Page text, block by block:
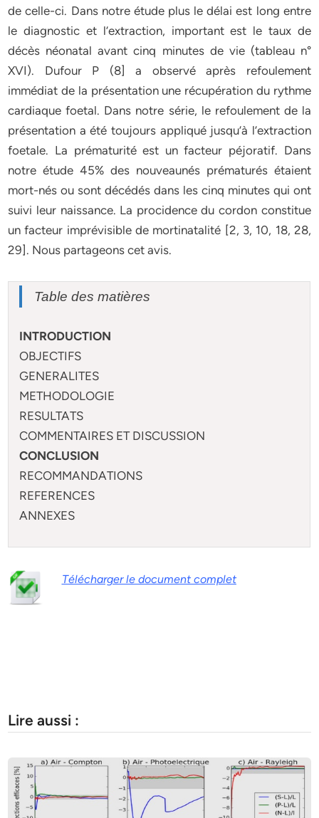
de celle-ci. Dans notre étude plus le délai est long entre
le diagnostic et l’extraction, important est le taux de
décès néonatal avant cinq minutes de vie (tableau n°
XVI). Dufour P (8] a observé après refoulement
immédiat de la présentation une récupération du rythme
cardiaque foetal. Dans notre série, le refoulement de la
présentation a été toujours appliqué jusqu’à l’extraction
foetale. La prématurité est un facteur péjoratif. Dans
notre étude 45% des nouveaunés prématurés étaient
mort-nés ou sont décédés dans les cinq minutes qui ont
suivi leur naissance. La procidence du cordon constitue
un facteur imprévisible de mortinatalité [2, 3, 10, 18, 28,
29]. Nous partageons cet avis.
Table des matières
INTRODUCTION
OBJECTIFS
GENERALITES
METHODOLOGIE
RESULTATS
COMMENTAIRES ET DISCUSSION
CONCLUSION
RECOMMANDATIONS
REFERENCES
ANNEXES
Télécharger le document complet
Lire aussi :